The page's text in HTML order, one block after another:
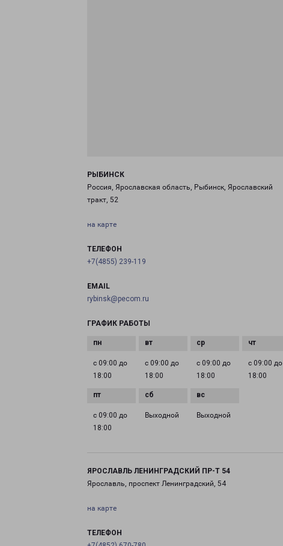
РЫБИНСК
Россия, Ярославская область, Рыбинск, Ярославский
тракт, 52
на карте
ТЕЛЕФОН
+7(4855) 239-119
EMAIL
rybinsk@pecom.ru
ГРАФИК РАБОТЫ
с 09:00 до
18:00
с 09:00 до
18:00
с 09:00 до
18:00
с 09:00 до
18:00
с 09:00 до
18:00
Выходной Выходной
ЯРОСЛАВЛЬ ЛЕНИНГРАДСКИЙ ПР-Т 54
Ярославль, проспект Ленинградский, 54
на карте
ТЕЛЕФОН